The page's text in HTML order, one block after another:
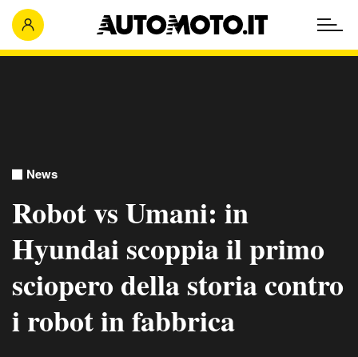
News
Robot vs Umani: in
Hyundai scoppia il primo
sciopero della storia contro
i robot in fabbrica